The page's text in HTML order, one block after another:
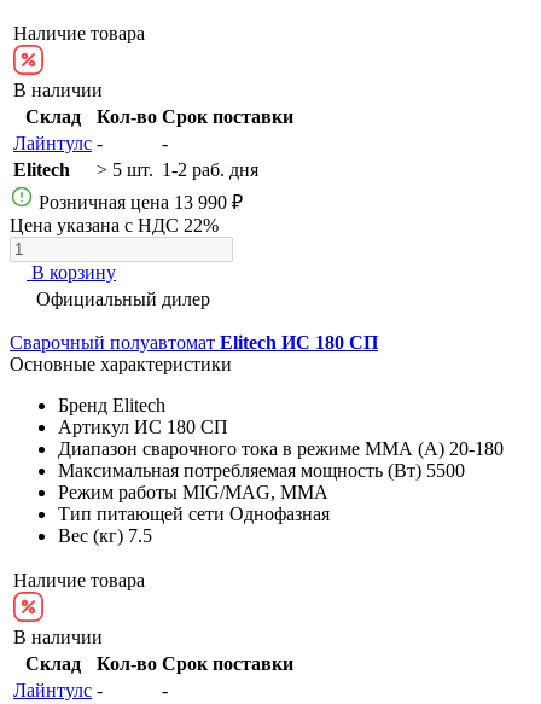
Наличие товара
В наличии
Склад
Кол-во Срок поставки
Лайнтулс -
-
Elitech
> 5 шт. 1-2 раб. дня
Розничная цена 13 990 ₽
Цена указана с НДС 22%
В корзину
Официальный дилер
Сварочный полуавтомат Elitech ИС 180 СП
Основные характеристики
Бренд Elitech
Артикул ИС 180 СП
Диапазон сварочного тока в режиме ММА (А) 20-180
Максимальная потребляемая мощность (Вт) 5500
Режим работы MIG/MAG, MMA
Тип питающей сети Однофазная
Вес (кг) 7.5
Наличие товара
В наличии
Склад
Кол-во Срок поставки
Лайнтулс -
-